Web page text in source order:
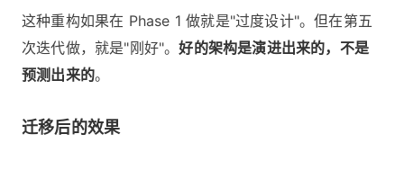
这种重构如果在 Phase 1 做就是"过度设计"。但在第五
次迭代做，就是"刚好"。好的架构是演进出来的，不是
预测出来的。
迁移后的效果